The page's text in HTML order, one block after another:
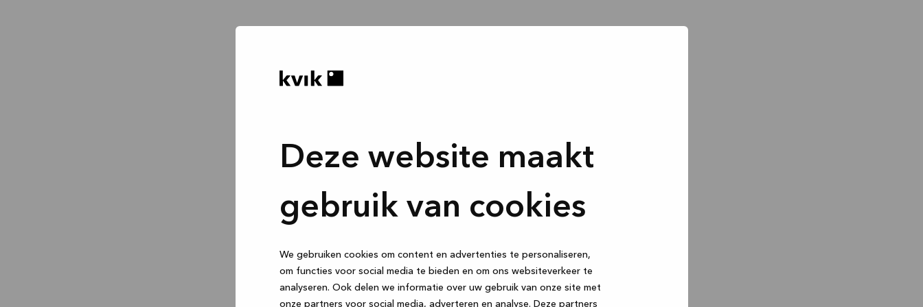
Deze website maakt
gebruik van cookies
We gebruiken cookies om content en advertenties te personaliseren,
om functies voor social media te bieden en om ons websiteverkeer te
analyseren. Ook delen we informatie over uw gebruik van onze site met
onze partners voor social media, adverteren en analyse. Deze partners